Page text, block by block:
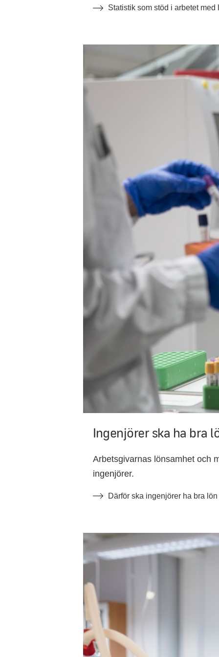
Statistik som stöd i arbetet med
Ingenjörer ska ha bra
Arbetsgivarnas lönsamhet och
ingenjörer.
Därför ska ingenjörer ha bra lön